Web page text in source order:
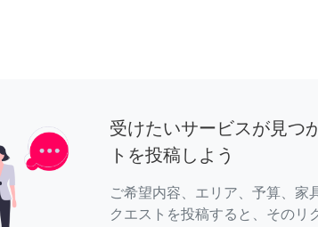
受けたいサービスが見つ
トを投稿しよう
ご希望内容、エリア、予算、家
クエストを投稿すると、そのリ